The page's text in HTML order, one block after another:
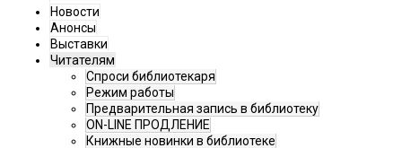
Новости
Анонсы
Выставки
Читателям
Спроси библиотекаря
Режим работы
Предварительная запись в библиотеку
ON-LINE ПРОДЛЕНИЕ
Книжные новинки в библиотеке